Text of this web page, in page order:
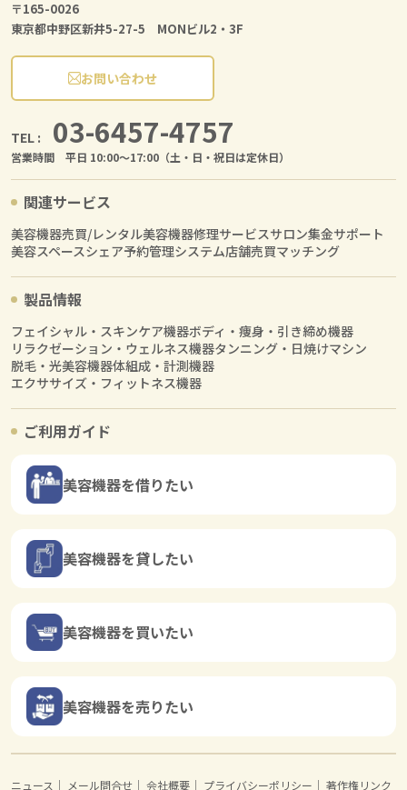
〒165-0026
東京都中野区新井5-27-5 MONビル2・3F
お問い合わせ
TEL : 03-6457-4757
営業時間 平日 10:00〜17:00（土・日・祝日は定休日）
関連サービス
美容機器売買/レンタル美容機器修理サービスサロン集金サポート
美容スペースシェア予約管理システム店舗売買マッチング
製品情報
フェイシャル・スキンケア機器ボディ・痩身・引き締め機器
リラクゼーション・ウェルネス機器タンニング・日焼けマシン
脱毛・光美容機器体組成・計測機器
エクササイズ・フィットネス機器
ご利用ガイド
美容機器を借りたい
美容機器を貸したい
美容機器を買いたい
美容機器を売りたい
ニュース ｜ メール問合せ ｜ 会社概要 ｜ プライバシーポリシー ｜ 著作権リンク